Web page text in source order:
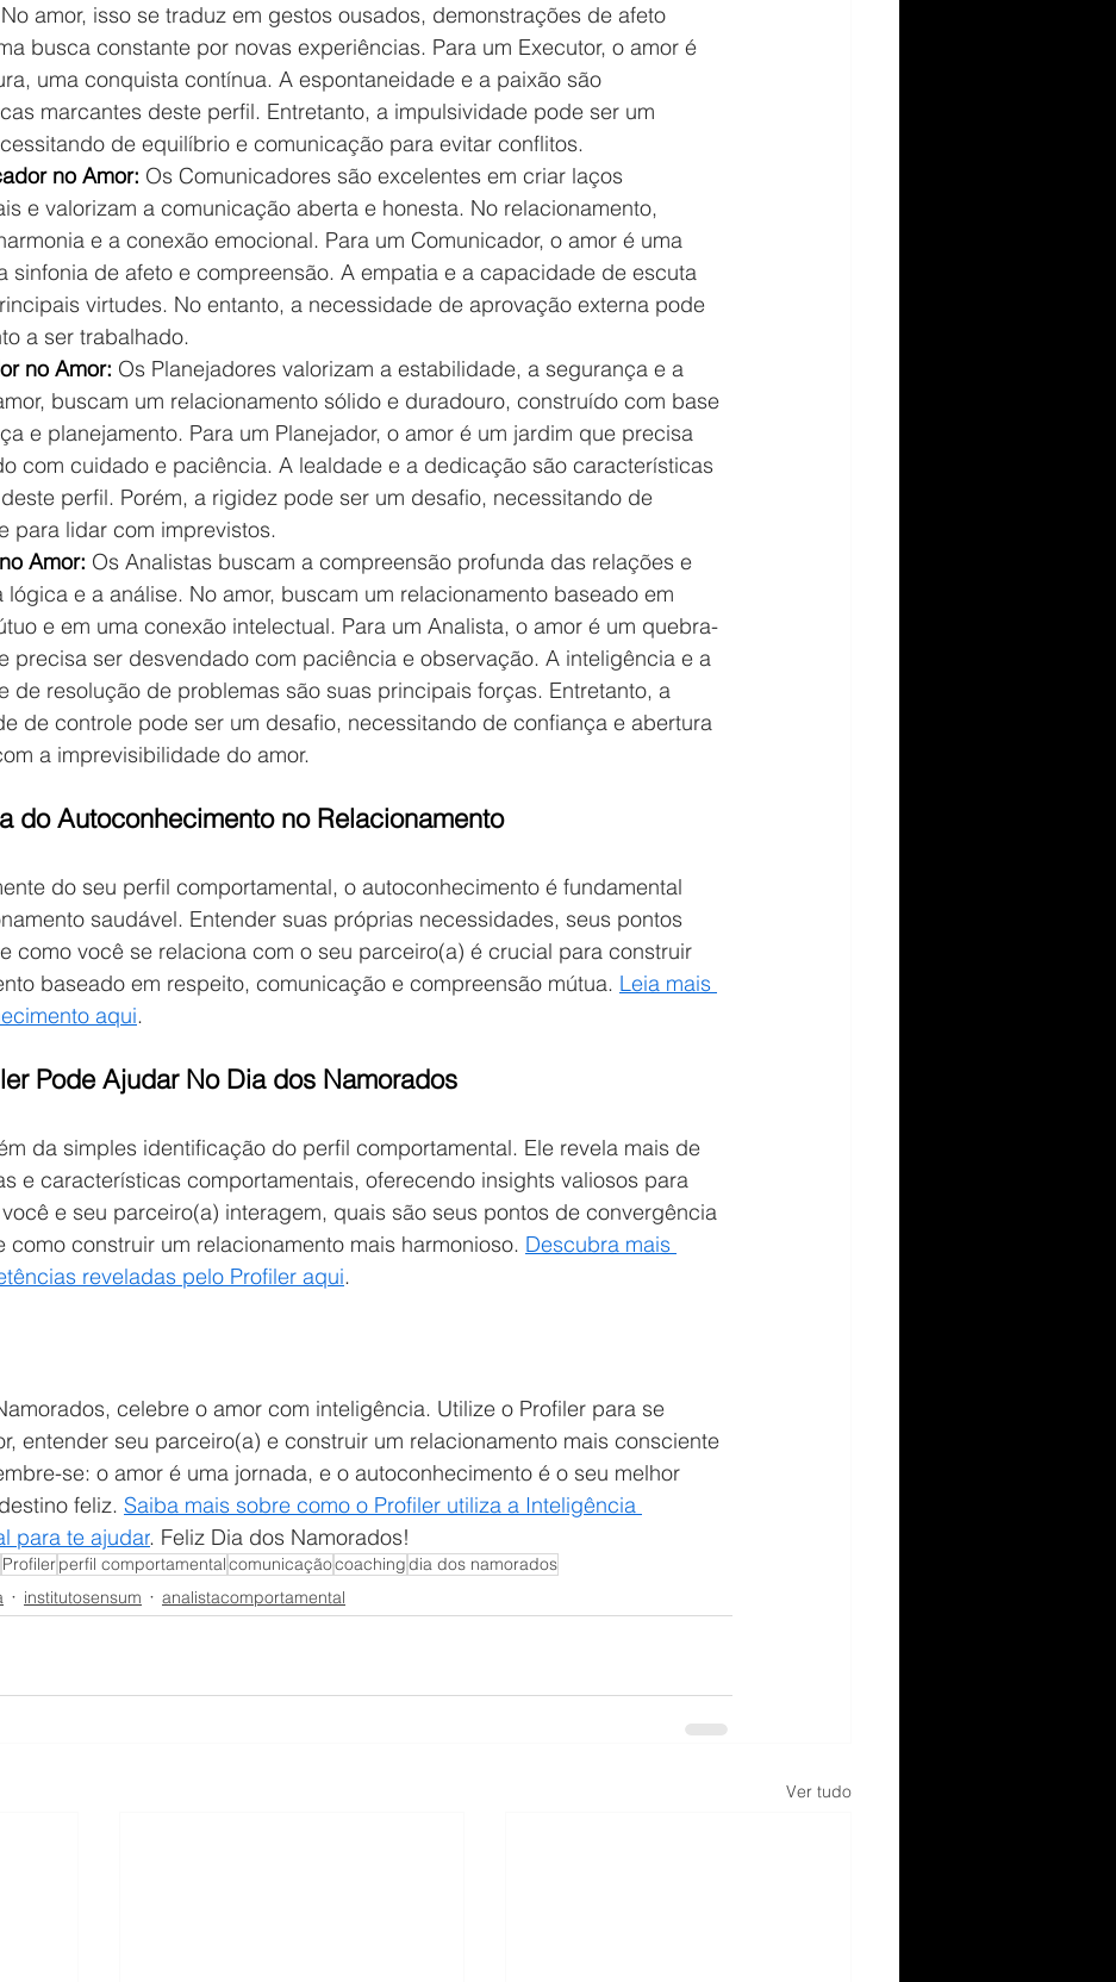
amor, isso se traduz em gestos ousados, demonstrações de afeto
busca constante por novas experiências. Para um Executor, o amor é
uma conquista contínua. A espontaneidade e a paixão são
marcantes deste perfil. Entretanto, a impulsividade pode ser um
de equilíbrio e comunicação para evitar conflitos.
no Amor: Os Comunicadores são excelentes em criar laços
e valorizam a comunicação aberta e honesta. No relacionamento,
e a conexão emocional. Para um Comunicador, o amor é uma
sinfonia de afeto e compreensão. A empatia e a capacidade de escuta
virtudes. No entanto, a necessidade de aprovação externa pode
a ser trabalhado.
no Amor: Os Planejadores valorizam a estabilidade, a segurança e a
buscam um relacionamento sólido e duradouro, construído com base
e planejamento. Para um Planejador, o amor é um jardim que precisa
com cuidado e paciência. A lealdade e a dedicação são características
perfil. Porém, a rigidez pode ser um desafio, necessitando de
para lidar com imprevistos.
Amor: Os Analistas buscam a compreensão profunda das relações e
lógica e a análise. No amor, buscam um relacionamento baseado em
e em uma conexão intelectual. Para um Analista, o amor é um quebra-
precisa ser desvendado com paciência e observação. A inteligência e a
de resolução de problemas são suas principais forças. Entretanto, a
de controle pode ser um desafio, necessitando de confiança e abertura
a imprevisibilidade do amor.
do Autoconhecimento no Relacionamento
do seu perfil comportamental, o autoconhecimento é fundamental
saudável. Entender suas próprias necessidades, seus pontos
como você se relaciona com o seu parceiro(a) é crucial para construir
baseado em respeito, comunicação e compreensão mútua. Leia mais
aqui.
Pode Ajudar No Dia dos Namorados
da simples identificação do perfil comportamental. Ele revela mais de
e características comportamentais, oferecendo insights valiosos para
e seu parceiro(a) interagem, quais são seus pontos de convergência
como construir um relacionamento mais harmonioso. Descubra mais
reveladas pelo Profiler aqui.
celebre o amor com inteligência. Utilize o Profiler para se
entender seu parceiro(a) e construir um relacionamento mais consciente
se: o amor é uma jornada, e o autoconhecimento é o seu melhor
feliz. Saiba mais sobre como o Profiler utiliza a Inteligência
para te ajudar. Feliz Dia dos Namorados!
Profilerperfil comportamentalcomunicaçãocoachingdia dos namorados
institutosensum analistacomportamental
Ver tudo